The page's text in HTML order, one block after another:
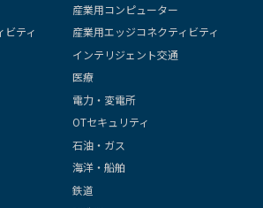
ビティ
産業用コンピューター
産業用エッジコネクティビティ
インテリジェント交通
医療
電力・変電所
OTセキュリティ
石油・ガス
海洋・船舶
鉄道